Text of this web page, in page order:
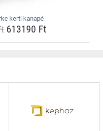
kerti kanapé
613190 Ft